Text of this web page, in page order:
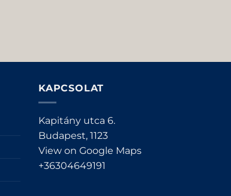
KAPCSOLAT
Kapitány utca 6.
Budapest, 1123
View on Google Maps
+36304649191